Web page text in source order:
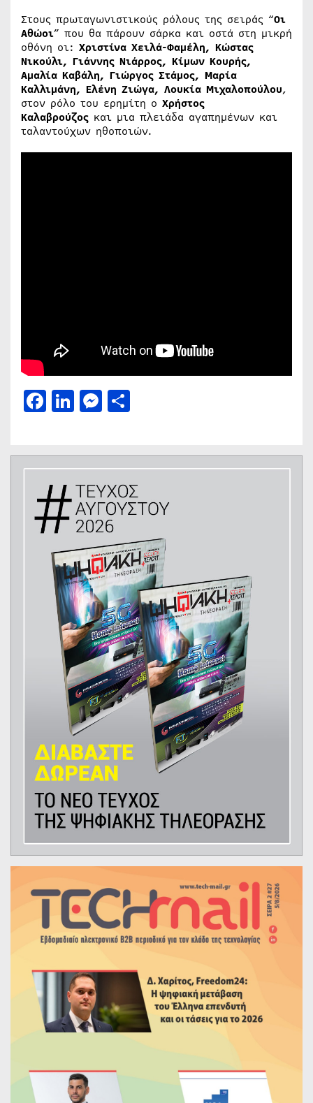
Στους πρωταγωνιστικούς ρόλους της σειράς “Οι
Αθώοι” που θα πάρουν σάρκα και οστά στη μικρή
οθόνη οι: Χριστίνα Χειλά-Φαμέλη, Κώστας
Νικούλι, Γιάννης Νιάρρος, Κίμων Κουρής,
Αμαλία Καβάλη, Γιώργος Στάμος, Μαρία
Καλλιμάνη, Ελένη Ζιώγα, Λουκία Μιχαλοπούλου,
στον ρόλο του ερημίτη ο Χρήστος
Καλαβρούζος και μια πλειάδα αγαπημένων και
ταλαντούχων ηθοποιών.
Facebook
LinkedIn
Messenger